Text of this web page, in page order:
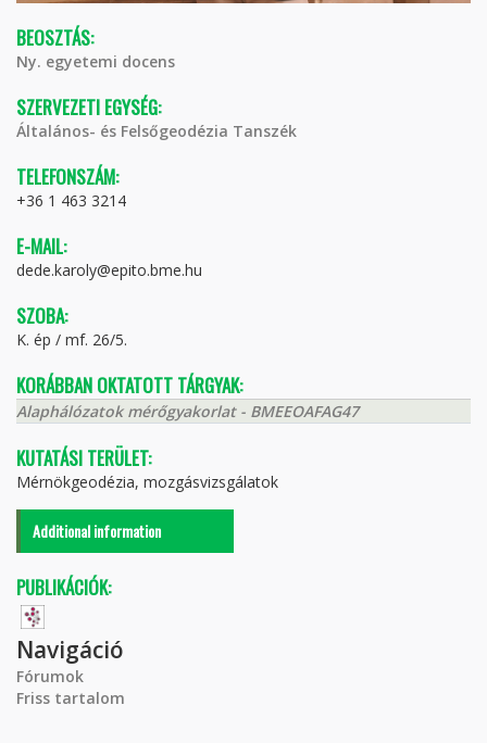
BEOSZTÁS:
Ny. egyetemi docens
SZERVEZETI EGYSÉG:
Általános- és Felsőgeodézia Tanszék
TELEFONSZÁM:
+36 1 463 3214
E-MAIL:
dede.karoly@epito.bme.hu
SZOBA:
K. ép / mf. 26/5.
KORÁBBAN OKTATOTT TÁRGYAK:
Alaphálózatok mérőgyakorlat - BMEEOAFAG47
KUTATÁSI TERÜLET:
Mérnökgeodézia, mozgásvizsgálatok
Additional information
PUBLIKÁCIÓK:
Navigáció
Fórumok
Friss tartalom